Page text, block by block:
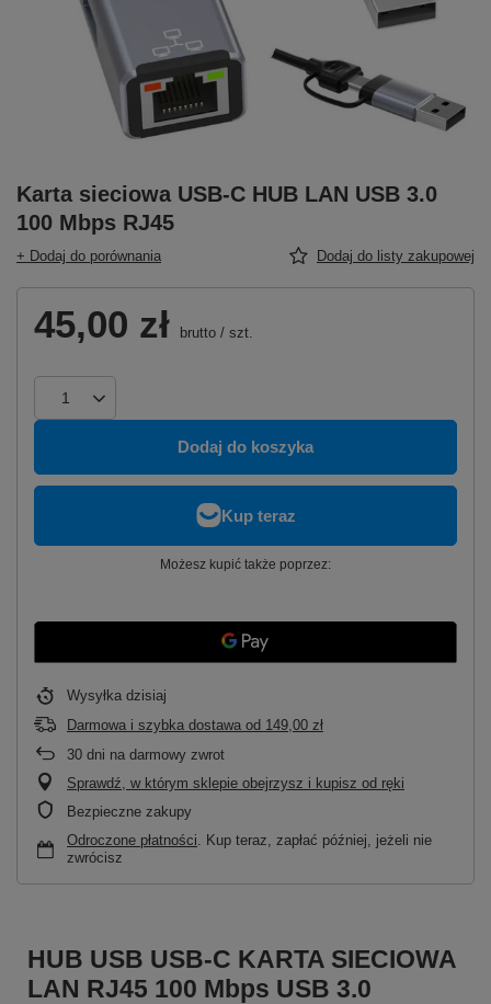
Karta sieciowa USB-C HUB LAN USB 3.0
100 Mbps RJ45
+ Dodaj do porównania Dodaj do listy zakupowej
45,00 zł brutto / szt.
Dodaj do koszyka
Możesz kupić także poprzez:
Wysyłka dzisiaj
Darmowa i szybka dostawa od 149,00 zł
30 dni na darmowy zwrot
Sprawdź, w którym sklepie obejrzysz i kupisz od ręki
Bezpieczne zakupy
Odroczone płatności . Kup teraz, zapłać później, jeżeli nie
zwrócisz
HUB USB USB-C KARTA SIECIOWA
LAN RJ45 100 Mbps USB 3.0